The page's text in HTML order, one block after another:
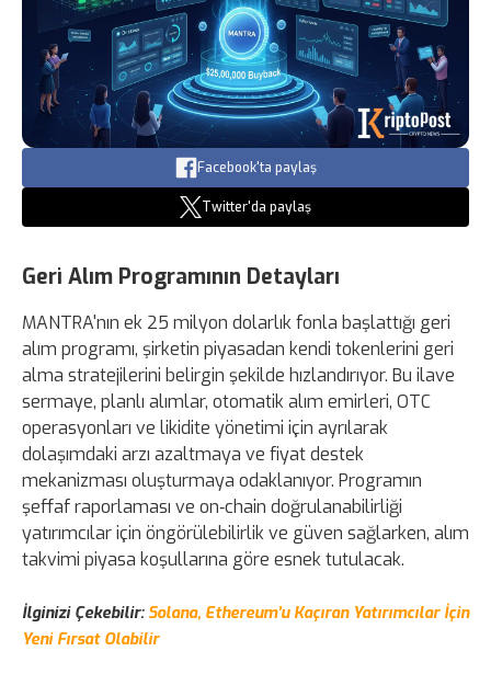
Facebook'ta paylaş
Twitter'da paylaş
Geri Alım Programının Detayları
MANTRA'nın ek 25 milyon dolarlık fonla başlattığı geri
alım programı, şirketin piyasadan kendi tokenlerini geri
alma stratejilerini belirgin şekilde hızlandırıyor. Bu ilave
sermaye, planlı alımlar, otomatik alım emirleri, OTC
operasyonları ve likidite yönetimi için ayrılarak
dolaşımdaki arzı azaltmaya ve fiyat destek
mekanizması oluşturmaya odaklanıyor. Programın
şeffaf raporlaması ve on‑chain doğrulanabilirliği
yatırımcılar için öngörülebilirlik ve güven sağlarken, alım
takvimi piyasa koşullarına göre esnek tutulacak.
İlginizi Çekebilir: Solana, Ethereum’u Kaçıran Yatırımcılar İçin
Yeni Fırsat Olabilir